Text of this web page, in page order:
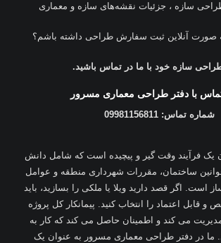
سازه ، جزئیات نقشه‌های سازه و معماری
صورت آنلاین ثبت سفارش طراحی داشته باشم؟
سازه خود با ما در تماس باشید.
با دفتر طراحی معماری مسرور
شماره تماس: 09981156811
یک فرآیند وقت گیر و پیچیده است که شامل دانش
ساختمان، مقررات شهرداری منطقه و عوامل
اگر قصد دارید ویلا یا ملکی را بسازید، باید
و قابل اعتماد را انتخاب کنید. پیمانکار کل پروژه
می کند و اطمینان حاصل می کند که کار به
ما در دفتر طراحی معماری مسرور به عنوان یک